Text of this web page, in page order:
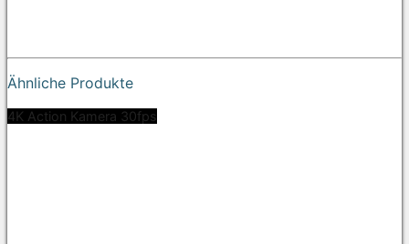
Ähnliche Produkte
4K Action Kamera 30fps